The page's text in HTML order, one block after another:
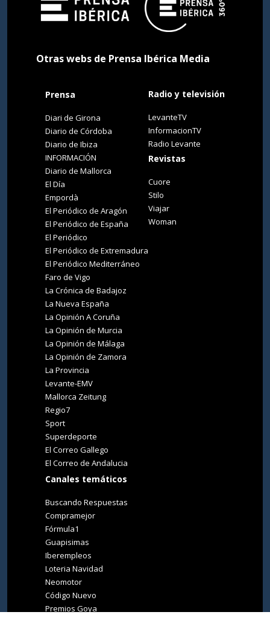
Otras webs de Prensa Ibérica Media
Prensa
Diari de Girona
Diario de Córdoba
Diario de Ibiza
INFORMACIÓN
Diario de Mallorca
El Día
Empordà
El Periódico de Aragón
El Periódico de España
El Periódico
El Periódico de Extremadura
El Periódico Mediterráneo
Faro de Vigo
La Crónica de Badajoz
La Nueva España
La Opinión A Coruña
La Opinión de Murcia
La Opinión de Málaga
La Opinión de Zamora
La Provincia
Levante-EMV
Mallorca Zeitung
Regio7
Sport
Superdeporte
El Correo Gallego
El Correo de Andalucia
Canales temáticos
Buscando Respuestas
Compramejor
Fórmula1
Guapisimas
Iberempleos
Loteria Navidad
Neomotor
Código Nuevo
Premios Goya
Radio y televisión
LevanteTV
InformacionTV
Radio Levante
Revistas
Cuore
Stilo
Viajar
Woman